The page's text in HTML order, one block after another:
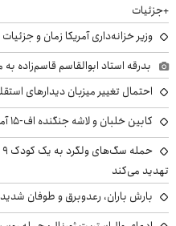
+جزئیات
وزیر خزانه‌داری آمریکا زمان و
بدرقه استاد ابوالقاسم قاسم‌زاده
احتمال تغییر میزبان دیدارهای
کابین خلبان و لاشه جنگنده اف-۱۵ آمریکایی که با پدافند ایران سرنگون شد
تهدید می‌کند
بارش باران، رعدوبرق و طوفان